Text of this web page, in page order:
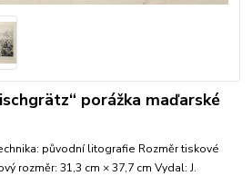
porážka maďarské
původní litografie Rozměr tiskové
rozměr: 31,3 cm × 37,7 cm Vydal: J.